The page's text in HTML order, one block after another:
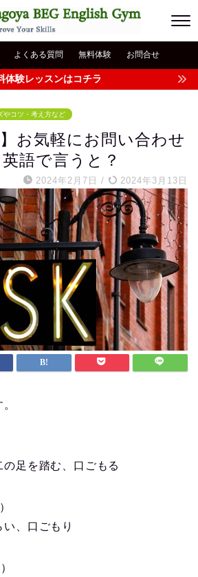
よくある質問 無料体験 お問合せ
体験レッスンはコチラ
やコツ・考え方など
】お気軽にお問い合わせ
語で言うと？
2024年2月7日 / 2024年3月13日
足を踏む、口ごもる
、口ごもり